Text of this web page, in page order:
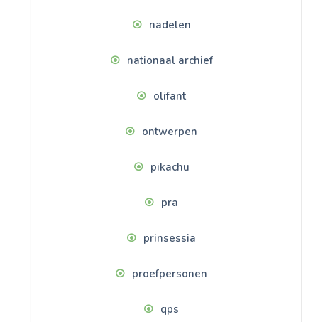
nadelen
nationaal archief
olifant
ontwerpen
pikachu
pra
prinsessia
proefpersonen
qps